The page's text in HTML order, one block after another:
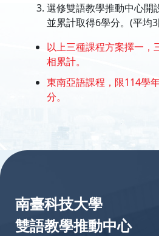
選修雙語教學推動中心開
並累計取得6學分。(平均
以上三種課程方案擇一，
相累計。
東南亞語課程，限114學
分。
南臺科技大學
雙語教學推動中心